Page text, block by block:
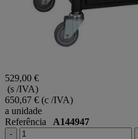
529,00 €
(s /IVA)
650,67 € (c /IVA)
a unidade
Referência A144947
-